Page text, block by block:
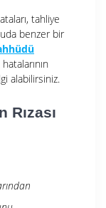
tahliye
benzer bir
alabilirsiniz.